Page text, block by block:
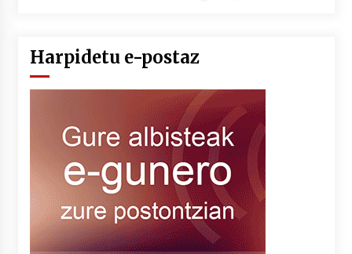
Harpidetu e-postaz